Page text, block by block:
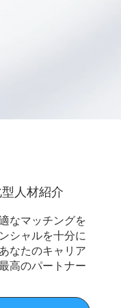
なマッチングを
シャルを十分に
なたのキャリア
高のパートナー
人材紹介